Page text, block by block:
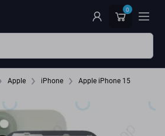
0
Apple iPhone Apple iPhone 15